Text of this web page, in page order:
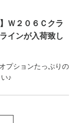
Ｗ２０６Ｃクラ
インが入荷致し
プションたっぷりの
♪